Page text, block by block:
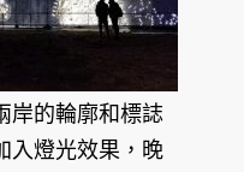
岸的輪廓和標誌
入燈光效果，晚